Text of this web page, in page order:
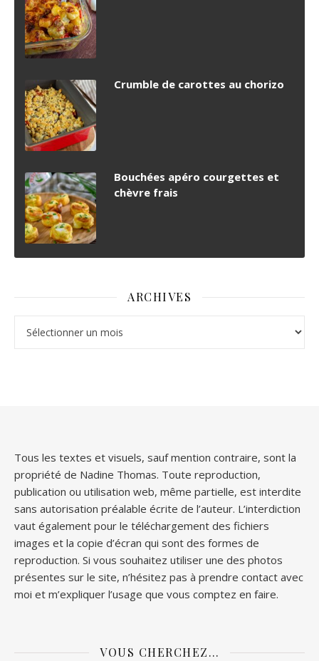
Crumble de carottes au chorizo
Bouchées apéro courgettes et
chèvre frais
ARCHIVES
Tous les textes et visuels, sauf mention contraire, sont la
propriété de Nadine Thomas. Toute reproduction,
publication ou utilisation web, même partielle, est interdite
sans autorisation préalable écrite de l’auteur. L’interdiction
vaut également pour le téléchargement des fichiers
images et la copie d’écran qui sont des formes de
reproduction. Si vous souhaitez utiliser une des photos
présentes sur le site, n’hésitez pas à prendre contact avec
moi et m’expliquer l’usage que vous comptez en faire.
VOUS CHERCHEZ…